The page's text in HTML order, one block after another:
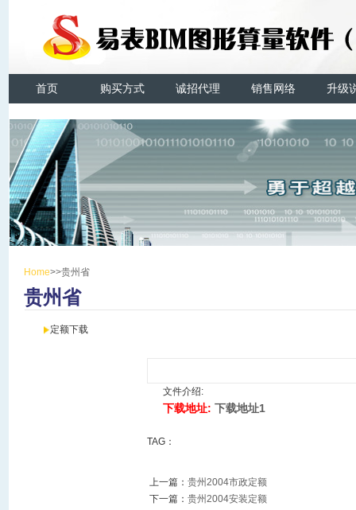
首页 购买方式 诚招代理 销售网络 升级
Home>>贵州省
贵州省
定额下载
文件介绍:
下载地址: 下载地址1
TAG：
上一篇： 贵州2004市政定额
下一篇： 贵州2004安装定额